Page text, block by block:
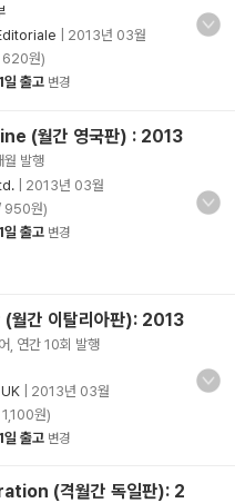
2013년 03월
620원)
일 출고 변경
(월간 영국판) : 2013
월 발행
2013년 03월
950원)
일 출고 변경
간 이탈리아판): 2013
, 연간 10회 발행
2013년 03월
원)
일 출고 변경
(격월간 독일판): 2